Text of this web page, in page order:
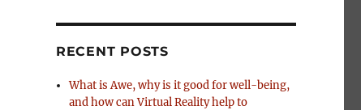
RECENT POSTS
What is Awe, why is it good for well-being,
and how can Virtual Reality help to